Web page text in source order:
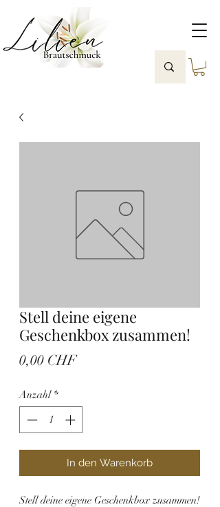
Stell deine eigene
Geschenkbox zusammen!
0,00 CHFPreis
Anzahl *
In den Warenkorb
Stell deine eigene Geschenkbox zusammen!